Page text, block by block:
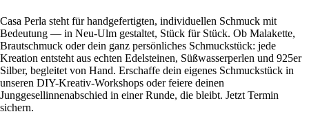
Casa Perla steht für handgefertigten, individuellen Schmuck mit
Bedeutung — in Neu-Ulm gestaltet, Stück für Stück. Ob Malakette,
Brautschmuck oder dein ganz persönliches Schmuckstück: jede
Kreation entsteht aus echten Edelsteinen, Süßwasserperlen und 925er
Silber, begleitet von Hand. Erschaffe dein eigenes Schmuckstück in
unseren DIY-Kreativ-Workshops oder feiere deinen
Junggesellinnenabschied in einer Runde, die bleibt. Jetzt Termin
sichern.